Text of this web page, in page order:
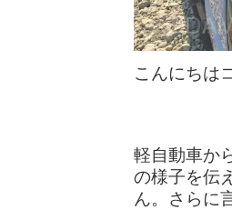
こんにちは
軽自動車か
の様子を伝
ん。さらに